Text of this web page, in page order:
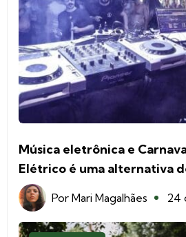
Música eletrônica e
Elétrico é uma alternativa
Por Mari Magalhães 24